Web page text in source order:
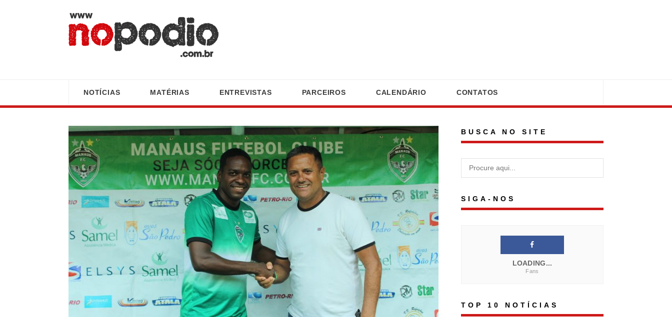
NOTÍCIAS MATÉRIAS ENTREVISTAS PARCEIROS CALENDÁRIO CONTATOS
BUSCA NO SITE
SIGA-NOS
LOADING...
Fans
TOP 10 NOTÍCIAS